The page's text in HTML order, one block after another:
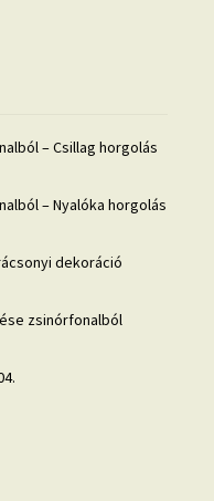
– Csillag horgolás
– Nyalóka horgolás
dekoráció
zsinórfonalból